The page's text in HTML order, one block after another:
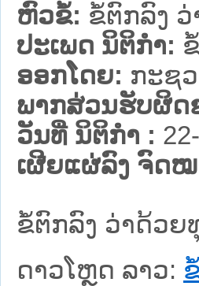
ຫົວຂໍ້: ຂໍ້ຕົກລົງ
ປະເພດ ນິຕິກໍາ:
ອອກໂດຍ: ກະຊ
ພາກສ່ວນຮັບຜິດ
ວັນທີ່ ນິຕິກໍາ :
ເຜີຍແຜ່ລົງ ຈົດ
ຂໍ້ຕົກລົງ ວ່າດ້ວ
ດາວໂຫຼດ ລາວ: